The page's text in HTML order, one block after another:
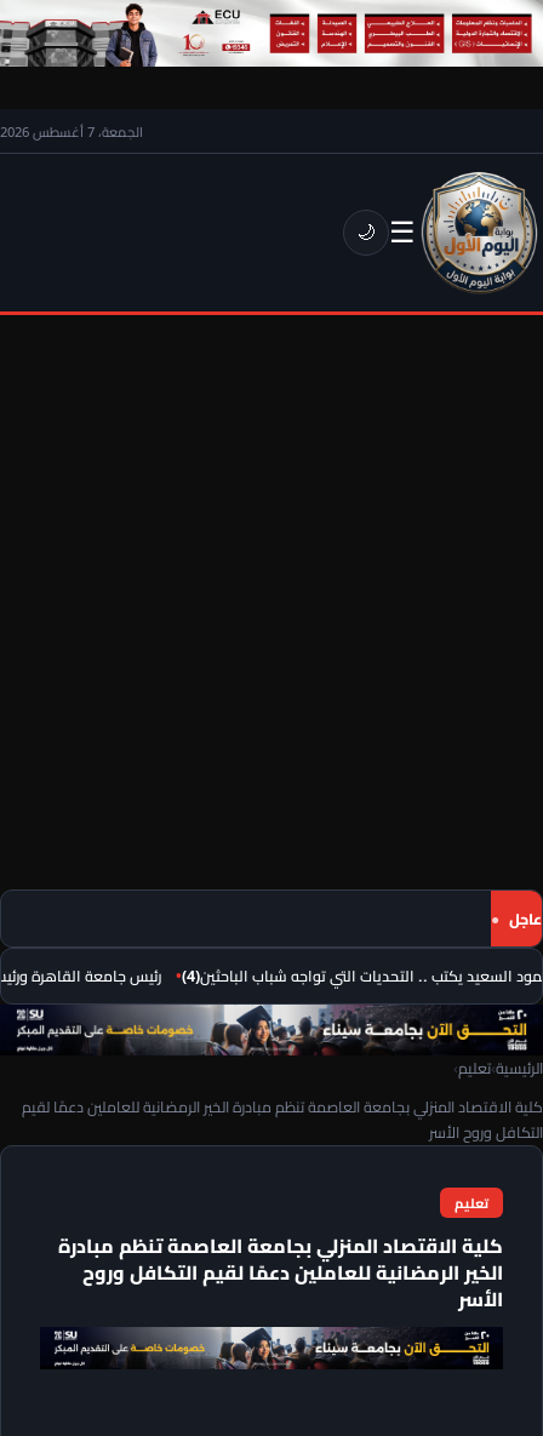
الجمعة، 7 أغسطس 2026
☰
🌙
عاجل
السعيد يكتب .. التحديات التي تواجه شباب الباحثين(4) رئيس جامعة القاهرة
الرئيسية›تعليم›
كلية الاقتصاد المنزلي بجامعة العاصمة تنظم مبادرة الخير الرمضانية للعاملين دعمًا لقيم
التكافل وروح الأسر
تعليم
كلية الاقتصاد المنزلي بجامعة العاصمة تنظم مبادرة
الخير الرمضانية للعاملين دعمًا لقيم التكافل وروح
الأسر